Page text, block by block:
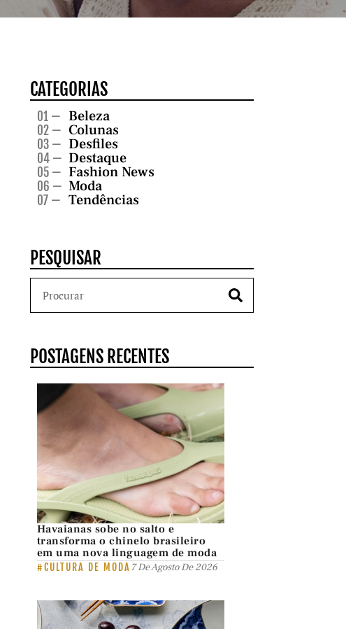
CATEGORIAS
01 — Beleza
02 — Colunas
03 — Desfiles
04 — Destaque
05 — Fashion News
06 — Moda
07 — Tendências
PESQUISAR
POSTAGENS RECENTES
Havaianas sobe no salto e
transforma o chinelo brasileiro
em uma nova linguagem de moda
#CULTURA DE MODA 7 De Agosto De 2026